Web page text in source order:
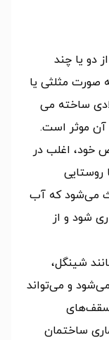
دو یا چند
مثلثی یا
ساخته می
آن موثر است.
خود، اغلب در
روستایی
می‌شود که آب
شود و از
شینگل،
و می‌تواند
سقف‌های
ساختمان